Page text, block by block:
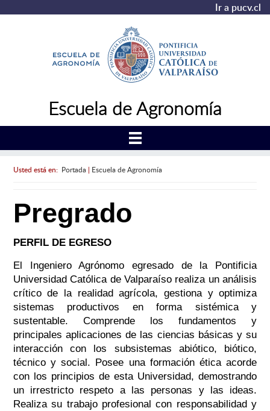
Ir a pucv.cl
Escuela de Agronomía
Usted está en: Portada| Escuela de Agronomía
Pregrado
PERFIL DE EGRESO
El Ingeniero Agrónomo egresado de la Pontificia
Universidad Católica de Valparaíso realiza un análisis
crítico de la realidad agrícola, gestiona y optimiza
sistemas productivos en forma sistémica y
sustentable. Comprende los fundamentos y
principales aplicaciones de las ciencias básicas y su
interacción con los subsistemas abiótico, biótico,
técnico y social. Posee una formación ética acorde
con los principios de esta Universidad, demostrando
un irrestricto respeto a las personas y las ideas.
Realiza su trabajo profesional con responsabilidad y